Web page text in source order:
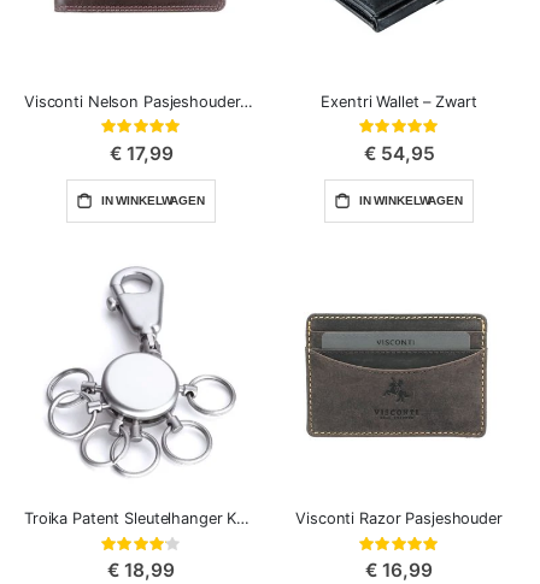
Visconti Nelson Pasjeshouder Leer
Waardering:
€ 17,99
IN WINKELWAGEN
Exentri Wallet – Zwart
Waardering:
€ 54,95
IN WINKELWAGEN
Troika Patent Sleutelhanger Karabijnhaak‎ Met 6 Snelkoppeling
Waardering:
82%
€ 18,99
Visconti Razor Pasjeshouder
Waardering:
100%
€ 16,99